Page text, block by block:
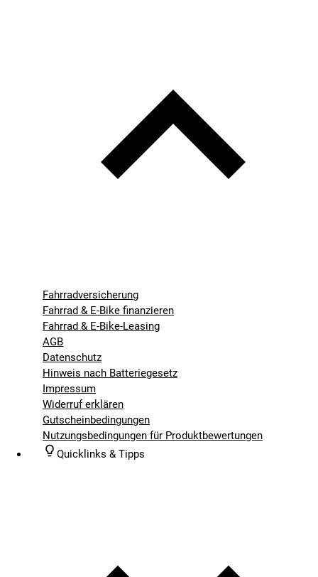
Fahrradversicherung
Fahrrad & E-Bike finanzieren
Fahrrad & E-Bike-Leasing
AGB
Datenschutz
Hinweis nach Batteriegesetz
Impressum
Widerruf erklären
Gutscheinbedingungen
Nutzungsbedingungen für Produktbewertungen
Quicklinks & Tipps